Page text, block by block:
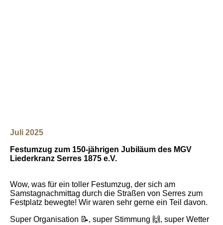
Juli 2025
Festumzug zum 150-jährigen Jubiläum des MGV
Liederkranz Serres 1875 e.V.
Wow, was für ein toller Festumzug, der sich am
Samstagnachmittag durch die Straßen von Serres zum
Festplatz bewegte! Wir waren sehr gerne ein Teil davon.
Super Organisation 📝, super Stimmung 🙌, super Wetter